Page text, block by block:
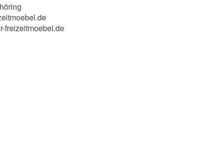
freizeitmoebel.de